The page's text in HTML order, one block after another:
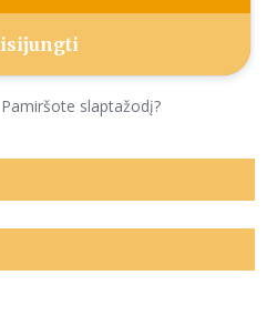
Pamiršote slaptažodį?